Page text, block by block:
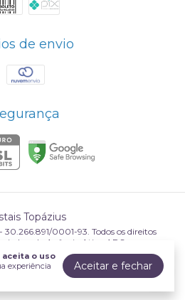
aceita o uso
experiência
Aceitar e fechar
de envio
Topázius
0001-93. Todos os direitos